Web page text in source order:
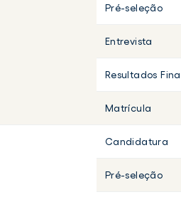
Pré-seleção
Entrevista
Resultados
Matrícula
Candidatura
Pré-seleção